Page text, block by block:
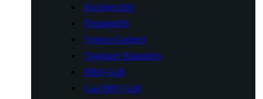
Kochgeschirr
Propangrills
System-Gasherd
Tragbarer Butanofen
BBQ-Grill
Gas BBQ Grill